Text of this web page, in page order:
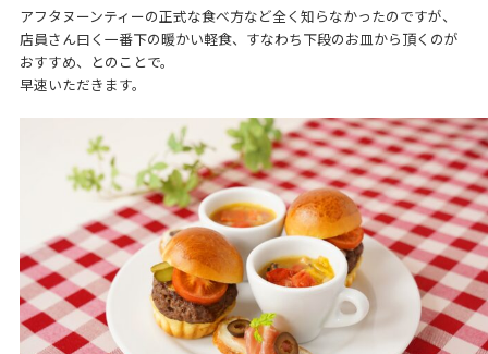
アフタヌーンティーの正式な食べ方など全く知らなかったのですが、
店員さん曰く一番下の暖かい軽食、すなわち下段のお皿から頂くのが
おすすめ、とのことで。
早速いただきます。